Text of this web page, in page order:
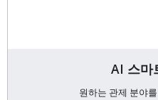
AI 스마
원하는 관제 분야